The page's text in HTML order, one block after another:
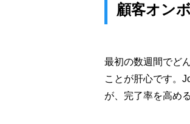
顧客オン
最初の数週間でど
ことが肝心です。
が、完了率を高め